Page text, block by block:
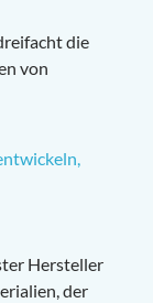
die
von
Hersteller
der